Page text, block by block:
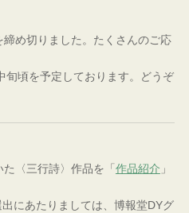
締め切りました。たくさんのご応
旬頃を予定しております。どうぞ
〈三行詩〉作品を「 作品紹介 」
にあたりましては、博報堂DYグ